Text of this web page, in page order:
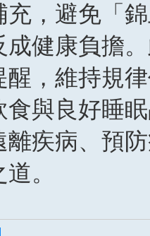
充，避免「
健康負擔。
，維持規律
與良好睡眠
離疾病、預
。